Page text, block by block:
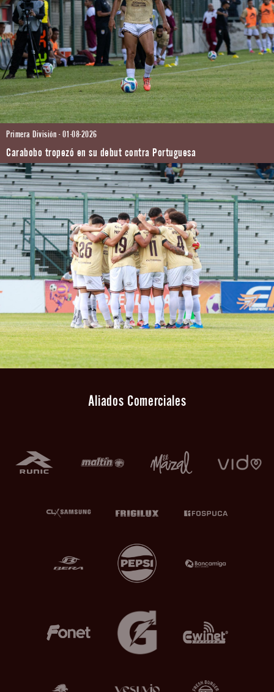
Primera División - 01-08-2026
Carabobo tropezó en su debut contra Portuguesa
Aliados Comerciales